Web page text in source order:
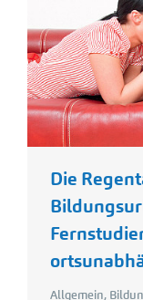
Die
Allgemein,